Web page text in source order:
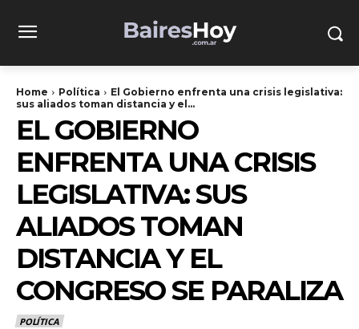
Home Política
El Gobierno enfrenta una crisis legislativa:
sus aliados toman distancia y el...
EL GOBIERNO
ENFRENTA UNA CRISIS
LEGISLATIVA: SUS
ALIADOS TOMAN
DISTANCIA Y EL
CONGRESO SE PARALIZA
POLÍTICA